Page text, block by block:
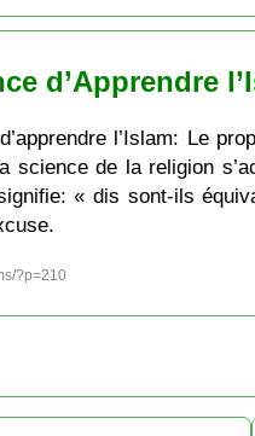
d’Apprendre
d’apprendre l’Islam: Le
science de la religion
« dis sont-ils
?p=210